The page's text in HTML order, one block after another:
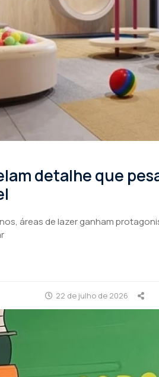
detalhe que
áreas de lazer ganham
22 de julho de 2026